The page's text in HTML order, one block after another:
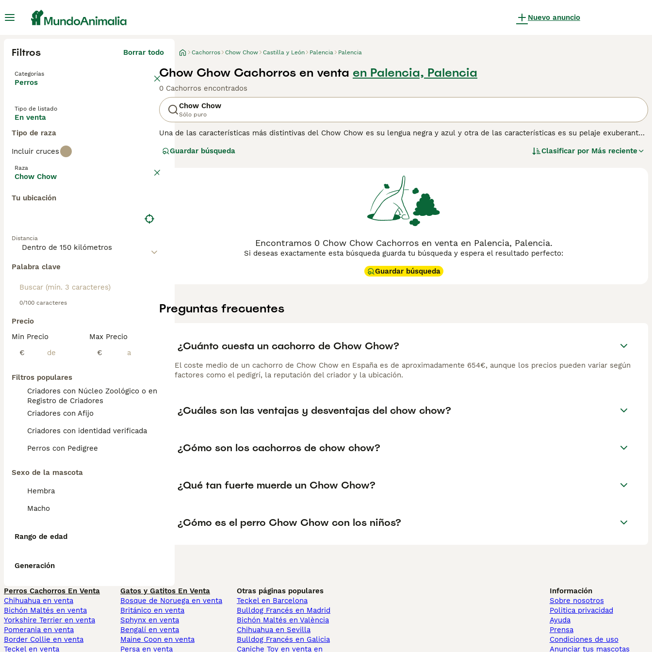
Nuevo anuncio
Filtros Borrar todo
Categorías
Perros
Tipo de listado
En venta
Tipo de raza
Incluir cruces
Raza
Chow Chow
Tu ubicación
Distancia
Palabra clave
0/100 caracteres
Precio
Min Precio
€
Max Precio
€
Filtros populares
Criadores con Núcleo Zoológico o en el
Registro de Criadores
Criadores con Afijo
Criadores con identidad verificada
Perros con Pedigree
Sexo de la mascota
Hembra
Macho
Rango de edad
Generación
Cachorros Chow Chow Castilla y León Palencia Palencia
Chow Chow Cachorros en venta en Palencia, Palencia
0 Cachorros encontrados
Chow Chow
Sólo puro
Una de las características más distintivas del Chow Chow es su lengua negra y azul y otra de las características es su pelaje exuberante
un poco desagradables, pero extremadamente leales y afectuosos con sus dueños y especialmente con una persona en el hogar que se
para obtener información sobre esta raza de perro.
Guardar búsqueda Clasificar por Más reciente
Encontramos 0 Chow Chow Cachorros en venta en Palencia, Palencia.
Si deseas exactamente esta búsqueda guarda tu búsqueda y espera el resultado perfecto:
Guardar búsqueda
Preguntas frecuentes
¿Cuánto cuesta un cachorro de Chow Chow?
El coste medio de un cachorro de Chow Chow en España es de aproximadamente 654€, aunque los precios pueden variar según
factores como el pedigrí, la reputación del criador y la ubicación.
¿Cuáles son las ventajas y desventajas del chow chow?
¿Cómo son los cachorros de chow chow?
¿Qué tan fuerte muerde un Chow Chow?
¿Cómo es el perro Chow Chow con los niños?
Perros Cachorros En Venta
Chihuahua en venta
Bichón Maltés en venta
Yorkshire Terrier en venta
Pomerania en venta
Border Collie en venta
Teckel en venta
Gatos y Gatitos En Venta
Bosque de Noruega en venta
Británico en venta
Sphynx en venta
Bengalí en venta
Maine Coon en venta
Persa en venta
Otras páginas populares
Teckel en Barcelona
Bulldog Francés en Madrid
Bichón Maltés en València
Chihuahua en Sevilla
Bulldog Francés en Galicia
Caniche Toy en venta en
Información
Sobre nosotros
Politica privacidad
Ayuda
Prensa
Condiciones de uso
Anunciar tus mascotas